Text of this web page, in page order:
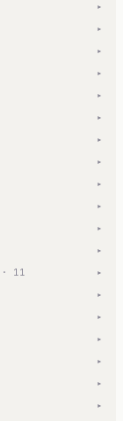
▾
▾
▾
▾
▾
▾
▾
▾
▾
▾
▾
▾
· 11 ▾
▾
▾
▾
▾
▾
▾